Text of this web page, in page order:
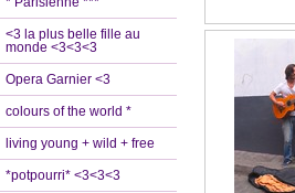
<3 la plus belle fille au
monde <3<3<3
Opera Garnier <3
colours of the world *
living young + wild + free
*potpourri* <3<3<3